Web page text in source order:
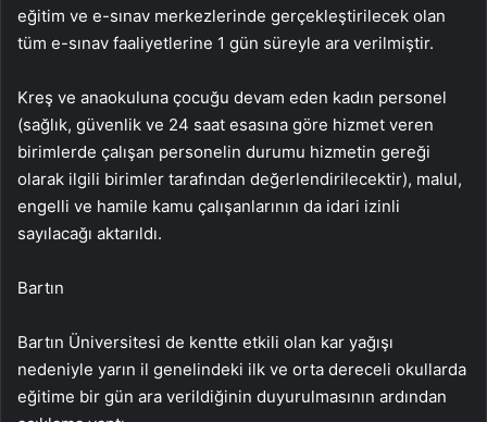
eğitim ve e-sınav merkezlerinde gerçekleştirilecek olan
tüm e-sınav faaliyetlerine 1 gün süreyle ara verilmiştir.
Kreş ve anaokuluna çocuğu devam eden kadın personel
(sağlık, güvenlik ve 24 saat esasına göre hizmet veren
birimlerde çalışan personelin durumu hizmetin gereği
olarak ilgili birimler tarafından değerlendirilecektir), malul,
engelli ve hamile kamu çalışanlarının da idari izinli
sayılacağı aktarıldı.
Bartın
Bartın Üniversitesi de kentte etkili olan kar yağışı
nedeniyle yarın il genelindeki ilk ve orta dereceli okullarda
eğitime bir gün ara verildiğinin duyurulmasının ardından